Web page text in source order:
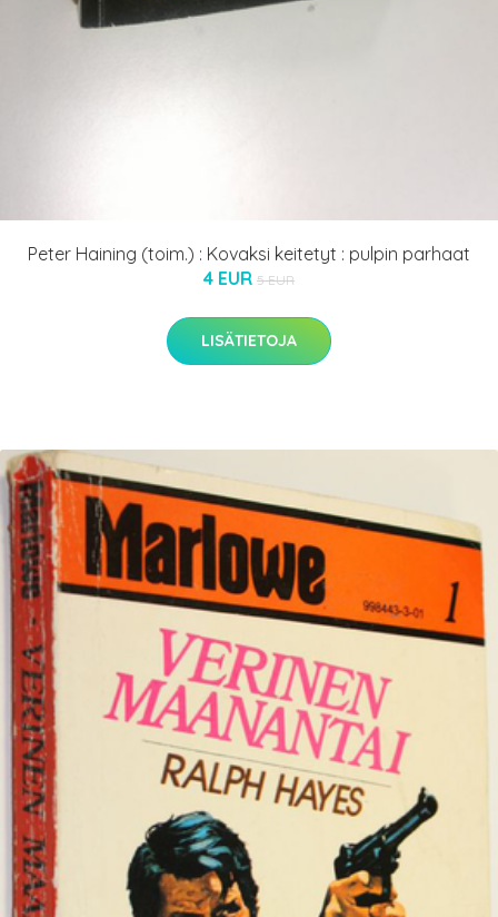
Peter Haining (toim.) : Kovaksi keitetyt : pulpin parhaat
4 EUR 5 EUR
LISÄTIETOJA